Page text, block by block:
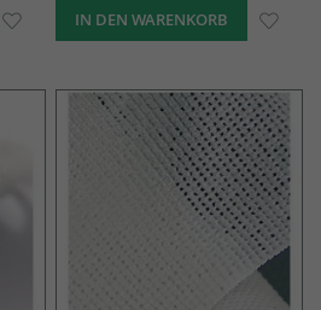
ZUR
HINZUFÜGEN
IN DEN WARENKORB ZUR